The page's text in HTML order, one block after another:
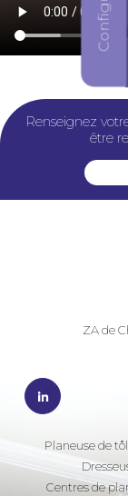
Renseignez
être
ZA de
Planeuse de
Centres de